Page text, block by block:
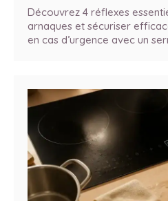
Découvrez 4 réflexes
arnaques et sécuriser
en cas d’urgence avec un